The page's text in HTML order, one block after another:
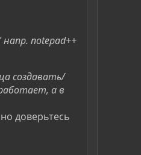
notepad++
создавать/
а в
доверьтесь